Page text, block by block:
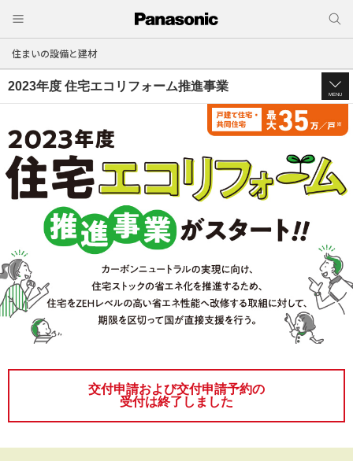
住まいの設備と建材
2023年度 住宅エコリフォーム推進事業
MENU
交付申請および交付申請予約の
受付は終了しました